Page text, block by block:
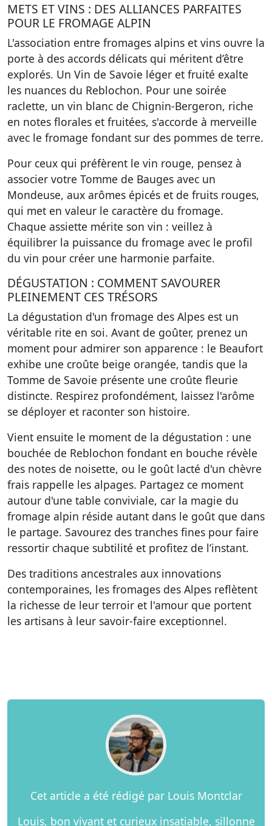
METS ET VINS : DES ALLIANCES PARFAITES
POUR LE FROMAGE ALPIN
L'association entre fromages alpins et vins ouvre la
porte à des accords délicats qui méritent d’être
explorés. Un Vin de Savoie léger et fruité exalte
les nuances du Reblochon. Pour une soirée
raclette, un vin blanc de Chignin-Bergeron, riche
en notes florales et fruitées, s'accorde à merveille
avec le fromage fondant sur des pommes de terre.
Pour ceux qui préfèrent le vin rouge, pensez à
associer votre Tomme de Bauges avec un
Mondeuse, aux arômes épicés et de fruits rouges,
qui met en valeur le caractère du fromage.
Chaque assiette mérite son vin : veillez à
équilibrer la puissance du fromage avec le profil
du vin pour créer une harmonie parfaite.
DÉGUSTATION : COMMENT SAVOURER
PLEINEMENT CES TRÉSORS
La dégustation d'un fromage des Alpes est un
véritable rite en soi. Avant de goûter, prenez un
moment pour admirer son apparence : le Beaufort
exhibe une croûte beige orangée, tandis que la
Tomme de Savoie présente une croûte fleurie
distincte. Respirez profondément, laissez l'arôme
se déployer et raconter son histoire.
Vient ensuite le moment de la dégustation : une
bouchée de Reblochon fondant en bouche révèle
des notes de noisette, ou le goût lacté d'un chèvre
frais rappelle les alpages. Partagez ce moment
autour d'une table conviviale, car la magie du
fromage alpin réside autant dans le goût que dans
le partage. Savourez des tranches fines pour faire
ressortir chaque subtilité et profitez de l’instant.
Des traditions ancestrales aux innovations
contemporaines, les fromages des Alpes reflètent
la richesse de leur terroir et l'amour que portent
les artisans à leur savoir-faire exceptionnel.
Cet article a été rédigé par Louis Montclar
Louis, bon vivant et curieux insatiable, sillonne